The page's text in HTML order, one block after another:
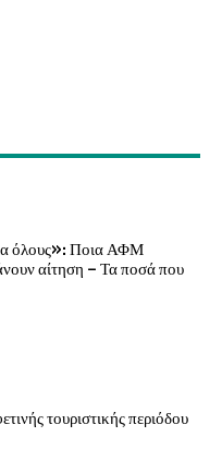
όλους»: Ποια ΑΦΜ
αίτηση – Τα ποσά που
τουριστικής περιόδου